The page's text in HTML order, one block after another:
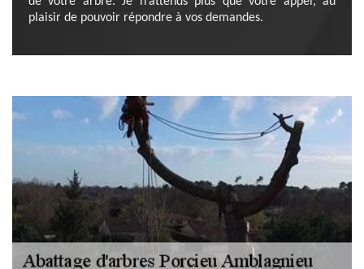
plaisir de pouvoir répondre à vos demandes.